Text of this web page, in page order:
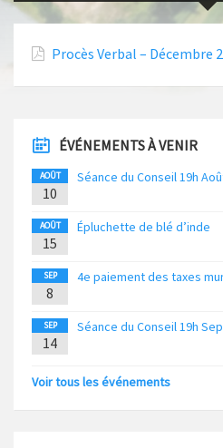
Procès Verbal – Décembre
ÉVÉNEMENTS À VENIR
AOÛT
10
Séance du Conseil 19h
AOÛT
15
Épluchette de blé d’inde
SEP
8
4e paiement des taxes
SEP
14
Séance du Conseil 19h
Voir tous les événements